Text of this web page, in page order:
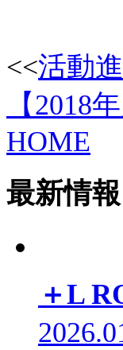
<<活動
【2018
HOME
最新情報
＋L